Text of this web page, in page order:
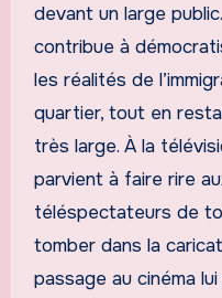
devant un large
contribue à
les réalités de
quartier, tout en
très large. À la
parvient à faire rire
téléspectateurs de
tomber dans la
passage au cinéma